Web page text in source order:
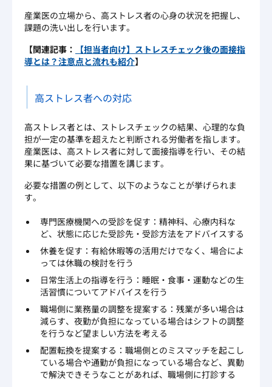
産業医の立場から、高ストレス者の心身の状況を把握し、
課題の洗い出しを行います。
【関連記事：
【担当者向け】ストレスチェック後の面接指
導とは？注意点と流れも紹介】
高ストレス者への対応
高ストレス者とは、ストレスチェックの結果、心理的な負
担が一定の基準を超えたと判断される労働者を指します。
産業医は、高ストレス者に対して面接指導を行い、その結
果に基づいて必要な措置を講じます。
必要な措置の例として、以下のようなことが挙げられま
す。
専門医療機関への受診を促す：精神科、心療内科な
ど、状態に応じた受診先・受診方法をアドバイスする
休養を促す：有給休暇等の活用だけでなく、場合によ
っては休職の検討を行う
日常生活上の指導を行う：睡眠・食事・運動などの生
活習慣についてアドバイスを行う
職場側に業務量の調整を提案する：残業が多い場合は
減らす、夜勤が負担になっている場合はシフトの調整
を行うなど望ましい方法を考える
配置転換を提案する：職場側とのミスマッチを起こし
ている場合や通勤が負担になっている場合など、異動
で解決できそうなことがあれば、職場側に打診する